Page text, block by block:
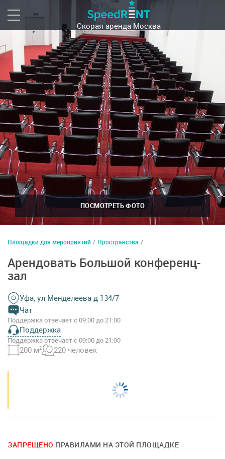
Скорая аренда Москва
ПОСМОТРЕТЬ ФОТО
Площадки для мероприятий / Пространства /
Арендовать Большой конференц-
зал
Уфа, ул Менделеева д 134/7
Чат
Поддержка отвечает с 09:00 до 21:00
Поддержка
Поддержка отвечает с 09:00 до 21:00
200 м2 220 человек
ЗАПРЕЩЕНО ПРАВИЛАМИ НА ЭТОЙ ПЛОЩАДКЕ